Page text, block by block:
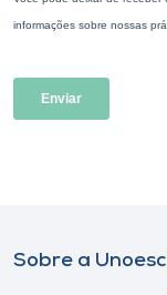
Sobre a Unoesc